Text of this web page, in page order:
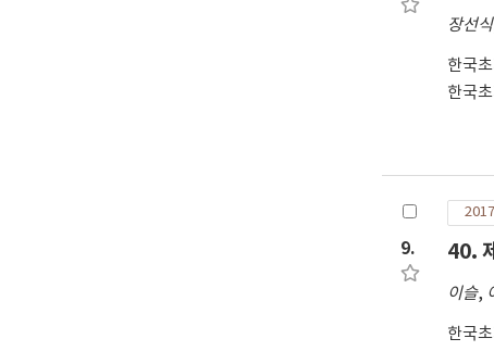
장선식
한국
한국
9. 40.
이슬,
한국